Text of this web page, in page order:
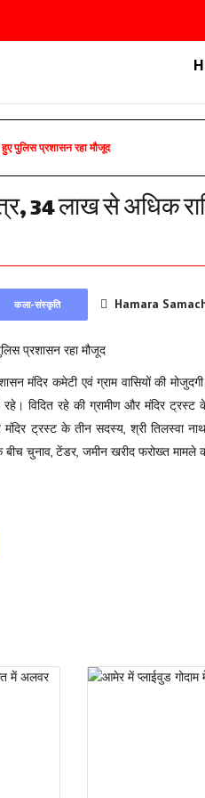
पुलिस प्रशासन रहा मौजूद
34 लाख से अधिक
कला-संस्कृति Hamara
मंदिर कमेटी एवं ग्राम वासियों की
विदित रहे की ग्रामीण और मंदिर
ट्रस्ट के तीन सदस्य, श्री तिलस्वा
के बीच चुनाव, टेंडर, जमीन खरीद फरोख्त